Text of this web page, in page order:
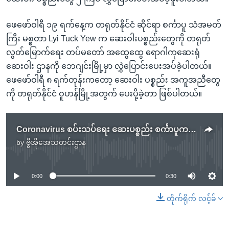
ဖေဖော်ဝါရီ ၁၉ ရက်နေ့က တရုတ်နိုင်ငံ ဆိုင်ရာ စင်္ကာပူ သံအမတ်
ကြီး မစ္စတာ Lyi Tuck Yew က ဆေးဝါးပစ္စည်းတွေကို တရုတ်
လွတ်မြောက်ရေး တပ်မတော် အထွေထွေ ရောဂါကုဆေးရုံ
ဆေးဝါး ဌာနကို ဘေဂျင်းမြို့မှာ လွှဲပြောင်းပေးအပ်ခဲ့ပါတယ်။
ဖေဖော်ဝါရီ ၈ ရက်တုန်းကတော့ ဆေးဝါး ပစ္စည်း အကူအညီတွေ
ကို တရုတ်နိုင်ငံ ဝူဟန်မြို့အတွက် ပေးပို့ခဲ့တာ ဖြစ်ပါတယ်။
Coronavirus စပ်းသပ်ရေး ဆေးပစ္စည်း စင်္ကာပူက မြန်မာကိုပေးအပ်
by ဗွီအိုအေသတင်းဌာန
No media source currently available
0:00 0:30
တိုက်ရိုက် လင့်ခ်